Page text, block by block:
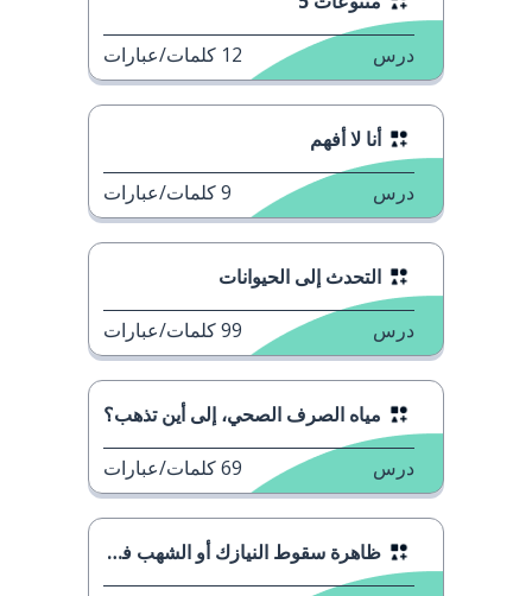
درس 12 كلمات/عبارات
أنا لا أفهم
درس 9كلمات/عبارات
التحدث إلى الحيوانات
درس 99كلمات/عبارات
مياه الصرف الصحي، إلى أين تذهب؟
درس 69كلمات/عبارات
ظاهرة سقوط النيازك أو الشهب في السماء